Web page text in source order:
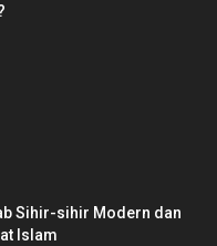
Sihir-sihir Modern dan
Islam